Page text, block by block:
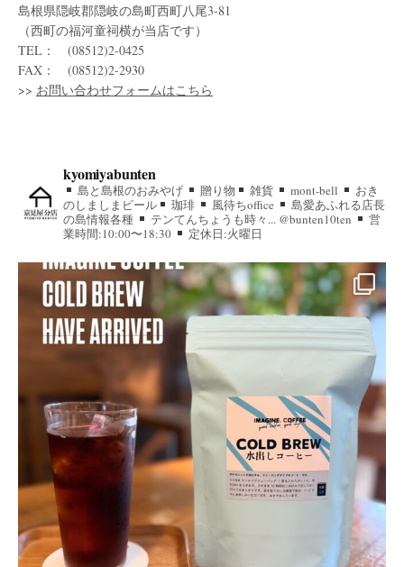
島根県隠岐郡隠岐の島町西町八尾3-81
（西町の福河童祠横が当店です）
TEL： (08512)2-0425
FAX： (08512)2-2930
>> お問い合わせフォームはこちら
kyomiyabunten
島と島根のおみやげ 贈り物 雑貨 mont-bell
おき
のしましまビール
珈琲 風待ちoffice
島愛あふれる店長
の島情報各種
テンてんちょうも時々... @bunten10ten
営
業時間:10:00〜18:30
定休日:火曜日